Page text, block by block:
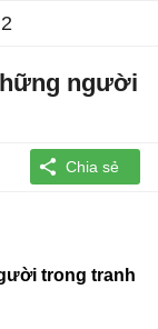
người
trong tranh